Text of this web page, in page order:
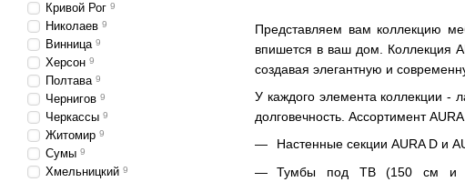
Представляем вам коллекцию
впишется в ваш дом. Коллекция
создавая элегантную и
У каждого элемента коллекции -
долговечность. Ассортимент
Настенные секции AURA D и
Тумбы под ТВ (150 см и
Кривой Рог 9
Николаев 9
Винница 9
Херсон 9
Полтава 9
Чернигов 9
Черкассы 9
Житомир 9
Сумы 9
Хмельницкий 9